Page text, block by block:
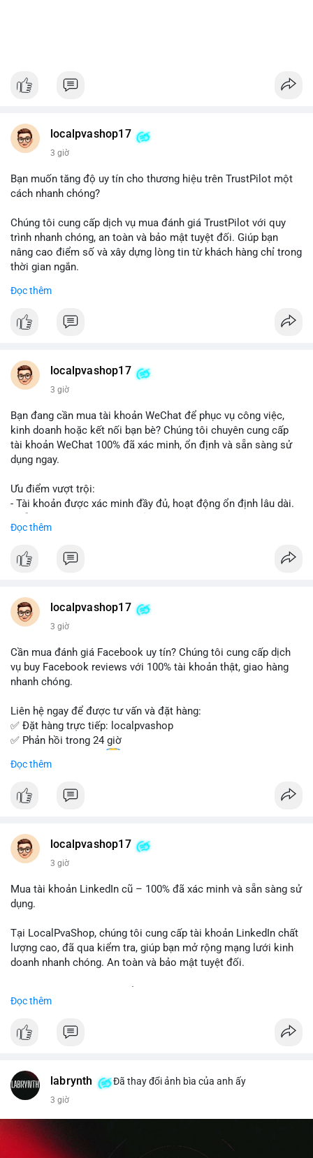
localpvashop17
3 giờ
Bạn muốn tăng độ uy tín cho thương hiệu trên TrustPilot một
cách nhanh chóng?
Chúng tôi cung cấp dịch vụ mua đánh giá TrustPilot với quy
trình nhanh chóng, an toàn và bảo mật tuyệt đối. Giúp bạn
nâng cao điểm số và xây dựng lòng tin từ khách hàng chỉ trong
thời gian ngắn.
Đặt hàng ngay hôm nay để nhận ưu đãi:
👉 Order tại: localpvashop
👉 Telegram: @localpvashop
👉 Email: localpvashop@gmail.com
Đừng bỏ lỡ cơ hội cải thiện danh tiếng trực tuyến của bạn một
cách hiệu quả!
Đọc thêm
localpvashop17
3 giờ
Bạn đang cần mua tài khoản WeChat để phục vụ công việc,
kinh doanh hoặc kết nối bạn bè? Chúng tôi chuyên cung cấp
tài khoản WeChat 100% đã xác minh, ổn định và sẵn sàng sử
dụng ngay.
Ưu điểm vượt trội:
- Tài khoản được xác minh đầy đủ, hoạt động ổn định lâu dài.
- Giao dịch an toàn, bảo mật thông tin.
Đặt hàng ngay hôm nay để nhận ưu đãi tốt nhất!
- WhatsApp: +1 (66
215-8938
- Telegram: @localpvashop
Đừng bỏ lỡ cơ hội sở hữu tài khoản WeChat chất lượng với giá
tốt. Liên hệ ngay!
Đọc thêm
localpvashop17
3 giờ
Cần mua đánh giá Facebook uy tín? Chúng tôi cung cấp dịch
vụ buy Facebook reviews với 100% tài khoản thật, giao hàng
nhanh chóng.
Liên hệ ngay để được tư vấn và đặt hàng:
✅ Đặt hàng trực tiếp: localpvashop
✅ Phản hồi trong 24 giờ
✅ WhatsApp: +1 (66
✅ Telegram: @localpvashop
✅ Email: localpvashop@gmail.com
Đọc thêm
localpvashop17
3 giờ
Mua tài khoản LinkedIn cũ – 100% đã xác minh và sẵn sàng sử
dụng.
Tại LocalPvaShop, chúng tôi cung cấp tài khoản LinkedIn chất
lượng cao, đã qua kiểm tra, giúp bạn mở rộng mạng lưới kinh
doanh nhanh chóng. An toàn và bảo mật tuyệt đối.
✅ Phản hồi trong 24 giờ
✅ Email: localpvashop@gmail.com
Đọc thêm
labrynth Đã thay đổi ảnh bìa của anh ấy
3 giờ